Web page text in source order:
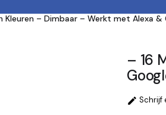
Kleuren – Dimbaar – Werkt met Alexa &
– 16
 Schrijf